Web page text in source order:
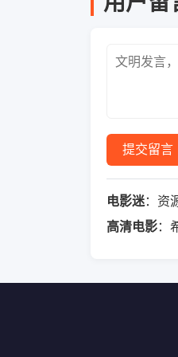
提交留言
电影迷：资
高清电影：